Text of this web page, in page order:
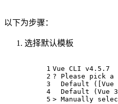
以下为步骤：
选择默认模板
1
2
3
4
5
Vue CLI v4.5.7
? Please pick a
Default ([Vue
Default (Vue
> Manually